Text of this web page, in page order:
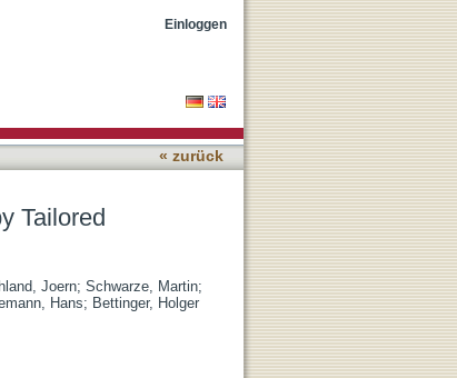
Einloggen
« zurück
Tailored
Joern; Schwarze, Martin;
Hans; Bettinger, Holger